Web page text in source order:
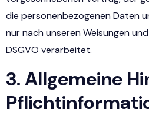
die personenbezogenen Daten
nur nach unseren Weisungen
DSGVO verarbeitet.
3. Allgemeine